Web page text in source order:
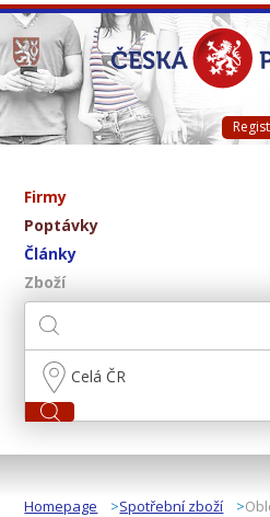
Firmy
Poptávky
Články
Zboží
Celá ČR
Homepage Spotřební zboží